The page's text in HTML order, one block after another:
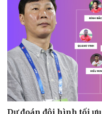
Thể thao